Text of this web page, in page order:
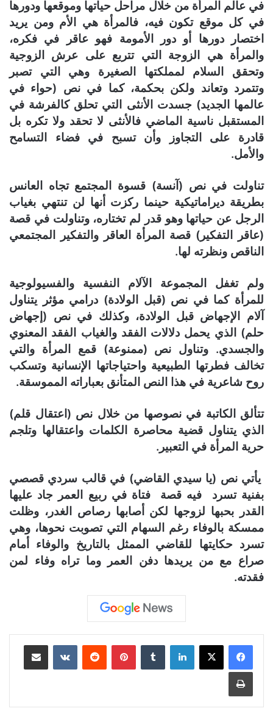
في عالم المرأة من خلال مراحل حياتها وموقعها ودورها
في كل موقع تكون فيه، فالمرأة هي الأم ومن يريد
اختصار دورها أو دور الأمومة فهو عاقر في فكره،
والمرأة هي الزوجة التي تتربع على عرش الزوجية
وتحقق السلام لمملكتها الصغيرة وهي التي تصبر
وتتمرد وتعاند ولكن بحكمة، كما في نص (حواء في
عالمها الجديد) جسدت الأنثى التي تحلق كالفرشة في
المستقبل ناسية الماضي فالأنثى لا تحقد ولا تكره بل
قادرة على التجاوز وأن تسبح في فضاء التسامح
والأمل.
تناولت في نص (آنسة) قسوة المجتمع تجاه العانس
بطريقة ديراماتيكية حينما ركزت أنها لن تنتهي بغياب
الرجل عن حياتها وهو قدر لم تختاره، وتناولت في قصة
(عاقر التفكير) قصة المرأة العاقر والتفكير المجتمعي
الناقص ونظرته لها.
ولم تغفل المجموعة الآلام النفسية والفسيولوجية
للمرأة كما في نص (قبل الولادة) درامي مؤثر يتناول
آلام الإجهاض قبل الولادة، وكذلك في نص (إجهاض
حلم) الذي يحمل دلالات الفقد والغياب الفقد المعنوي
والجسدي. وتناول نص (ممنوعة) قمع المرأة والتي
تخالف فطرتها الطبيعية واحتياجاتها الإنسانية وتسكب
روح شاعرية في هذا النص المتأنق بعباراته المموسقة.
تتألق الكاتبة في نصوصها من خلال نص (اعتقال قلم)
الذي يتناول قضية محاصرة الكلمات واعتقالها وتلجم
حرية المرأة في التعبير.
يأتي نص (يا سيدي القاضي) في قالب سردي قصصي
بفنية تسرد فيه قصة فتاة في ربيع العمر جاد عليها
القدر بحبها لزوجها لكن أصابها رصاص الغدر، وظلت
ممسكة بالوفاء رغم السهام التي تصوبت نحوها، وهي
تسرد حكايتها للقاضي الممثل بالتاريخ والوفاء أمام
صراع مع من يريدها دفن العمر وما تراه وفاء لمن
فقدته.
لينكدإن بينتيريست